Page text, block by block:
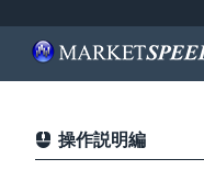
操作説明編